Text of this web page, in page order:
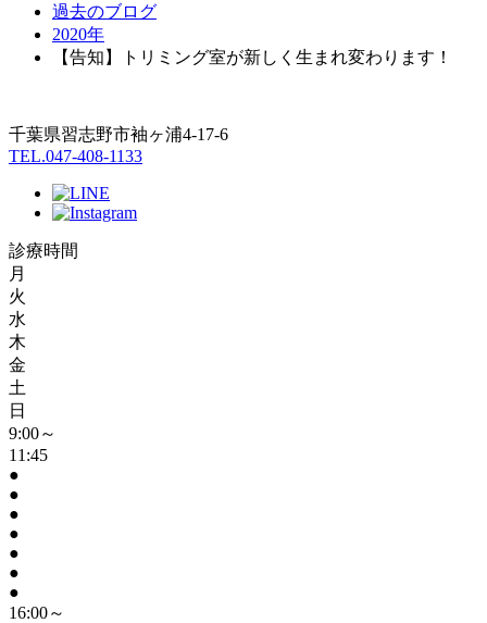
過去のブログ
2020年
【告知】トリミング室が新しく生まれ変わります！
千葉県習志野市袖ヶ浦4-17-6
TEL.047-408-1133
診療時間
月
火
水
木
金
土
日
9:00～
11:45
●
●
●
●
●
●
●
16:00～